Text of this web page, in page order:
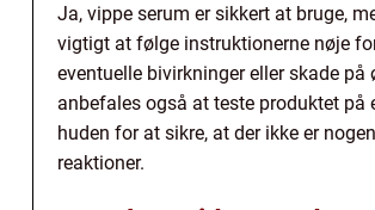
Ja, vippe serum er sikkert at bruge,
vigtigt at følge instruktionerne nøje
eventuelle bivirkninger eller skade på
anbefales også at teste produktet på
huden for at sikre, at der ikke er
reaktioner.